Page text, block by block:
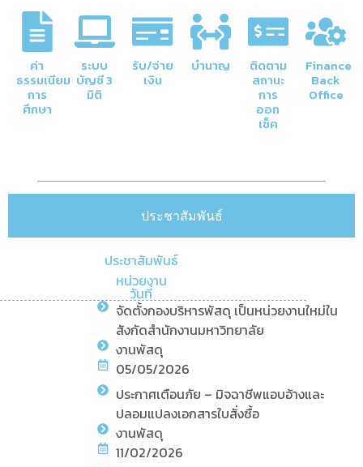
ค่า
ธรรมเนียม
การ
ศึกษา
ระบบ
บัญชี 3
มิติ
รับ/จ่าย
เงิน
บำนาญ ติดตาม
สถานะ
การ
ออก
เช็ค
Finance
Back
Office
ประชาสัมพันธ์
ประชาสัมพันธ์
หน่วยงาน
วันที่
จัดตั้งกองบริหารพัสดุ เป็นหน่วยงานใหม่ใน
สังกัดสำนักงานมหาวิทยาลัย
งานพัสดุ
05/05/2026
ประกาศเตือนภัย – มิจฉาชีพแอบอ้างและ
ปลอมแปลงเอกสารใบสั่งซื้อ
งานพัสดุ
11/02/2026